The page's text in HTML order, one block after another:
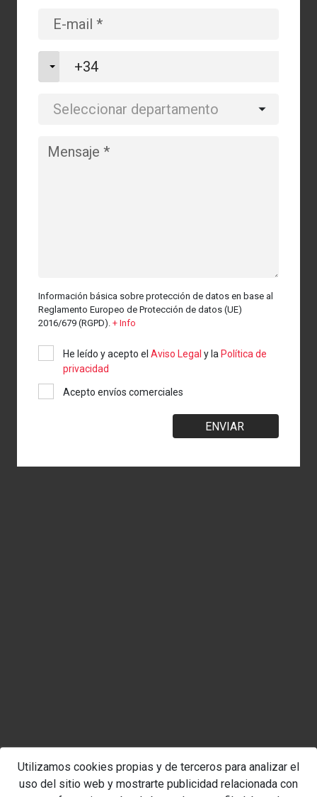
Información básica sobre protección de datos en base al
Reglamento Europeo de Protección de datos (UE)
2016/679 (RGPD). + Info
He leído y acepto el Aviso Legal y la Política de
privacidad
Acepto envíos comerciales
ENVIAR
Utilizamos cookies propias y de terceros para analizar el
uso del sitio web y mostrarte publicidad relacionada con